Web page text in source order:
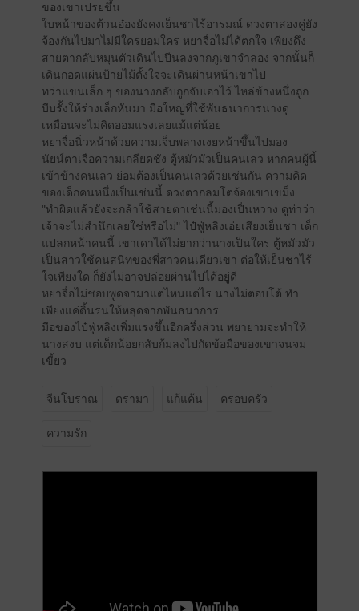
ของเขาเปรยขึ้น
ใบหน้าของต้วนอ๋องยังคงเย็นชาไร้อารมณ์ ดวงตาสองคู่ยัง
จ้องกันไปมาไม่มีใครยอมใคร หยาจื่อไม่ได้ตกใจ เพียงดึง
สายตากลับหมุนตัวเดินไปปีนลงจากภูเขาจำลอง จากนั้นก็
เดินกอดแผ่นป้ายไม้ตั้งใจจะเดินผ่านหน้าเขาไป
ทว่าแขนเล็ก ๆ ของนางกลับถูกจับเอาไว้ ไหล่ข้างหนึ่งถูก
บีบรั้งให้ร่างเล็กหันมา มือใหญ่ที่ใช้พันธนาการนางดู
เหมือนจะไม่คิดออมแรงเลยแม้แต่น้อย
หยาจื่อนิ่วหน้าด้วยความเจ็บพลางเงยหน้าขึ้นไปมอง
นัยน์ตาเจือความเกลียดชัง ตู้หมัวมัวเป็นคนเลว หากคนผู้นี้
เข้าข้างคนเลว ย่อมต้องเป็นคนเลวด้วยเช่นกัน ความคิด
ของเด็กคนหนึ่งเป็นเช่นนี้ ดวงตากลมโตจ้องเขาเขม็ง
"ทำผิดแล้วยังจะกล้าใช้สายตาเช่นนี้มองเปิ่นหวาง ดูท่าว่า
เจ้าจะไม่สำนึกเลยใช่หรือไม่" ไป๋ฟู่หลิงเอ่ยเสียงเย็นชา เด็ก
แปลกหน้าคนนี้ เขาเดาได้ไม่ยากว่านางเป็นใคร ตู้หมัวมัว
เป็นสาวใช้คนสนิทของพี่สาวคนเดียวเขา ต่อให้เย็นชาไร้
ใจเพียงใด ก็ยังไม่อาจปล่อยผ่านไปได้อยู่ดี
หยาจื่อไม่ชอบพูดจามาแต่ไหนแต่ไร นางไม่ตอบโต้ ทำ
เพียงแค่ดิ้นรนให้หลุดจากพันธนาการ
มือของไป๋ฟู่หลิงเพิ่มแรงขึ้นอีกครึ่งส่วน พยายามจะทำให้
นางสงบ แต่เด็กน้อยกลับก้มลงไปกัดข้อมือของเขาจนจม
เขี้ยว
จีนโบราณ ดรามา แก้แค้น ครอบครัว
ความรัก